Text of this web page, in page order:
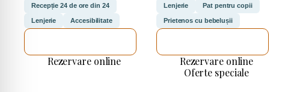
Recepție 24 de ore din 24
Lenjerie Accesibilitate
Rezervare online
Lenjerie Pat pentru copii
Prietenos cu bebelușii
Rezervare online
Oferte speciale